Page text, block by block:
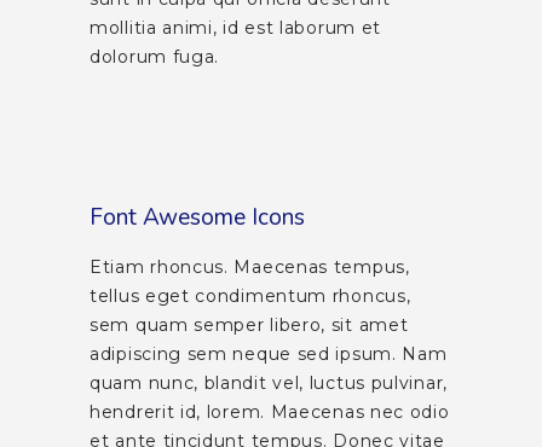
mollitia animi, id est laborum et
dolorum fuga.
Font Awesome Icons
Etiam rhoncus. Maecenas tempus,
tellus eget condimentum rhoncus,
sem quam semper libero, sit amet
adipiscing sem neque sed ipsum. Nam
quam nunc, blandit vel, luctus pulvinar,
hendrerit id, lorem. Maecenas nec odio
et ante tincidunt tempus. Donec vitae